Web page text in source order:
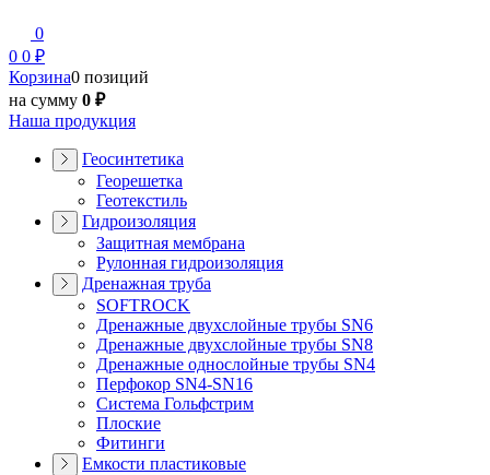
0
0 0 ₽
Корзина0 позиций
на сумму 0 ₽
Наша продукция
Геосинтетика
Георешетка
Геотекстиль
Гидроизоляция
Защитная мембрана
Рулонная гидроизоляция
Дренажная труба
SOFTROCK
Дренажные двухслойные трубы SN6
Дренажные двухслойные трубы SN8
Дренажные однослойные трубы SN4
Перфокор SN4-SN16
Система Гольфстрим
Плоские
Фитинги
Емкости пластиковые